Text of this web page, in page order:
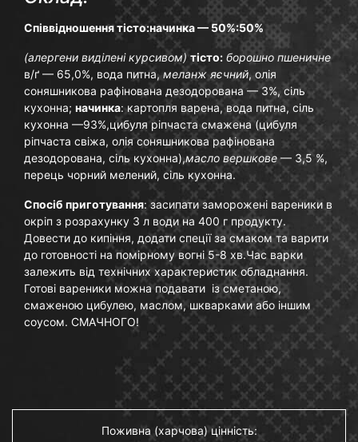
Співвідношення тісто:начинка — 50%:50%
(алергени виділені курсивом) тісто: борошно пшеничне
в/ґ — 65,0%, вода питна,меланж яєчний, олія
соняшникова рафінована дезодорована — 3%, сіль
кухонна; начинка: картопля варена, вода питна, сіль
кухонна —93%,цибуля ріпчаста смажена (цибуля
ріпчаста свіжа, олія соняшникова рафінована
дезодорована, сіль кухонна),масло вершкове— 3,5 %,
перець чорний мелений, сіль кухонна.
Спосіб приготування: засипати заморожені вареники в
окріп з розрахунку 3 л води на 400 г продукту.
Довести до кипіння, додати спеції за смаком та варити
до готовності на помірному вогні 5-8 хв.Час варки
залежить від технічних характеристик обладнання.
Готові вареники можна подавати із сметаною,
смаженою цибулею, маслом, шкварками або іншим
соусом. СМАЧНОГО!
Поживна (харчова) цінність: